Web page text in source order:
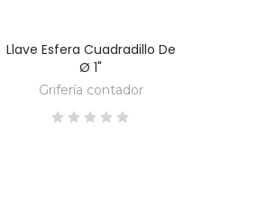
DESCUBRE
Llave Esfera Cuadradillo De
Ø 1"
Grifería contador